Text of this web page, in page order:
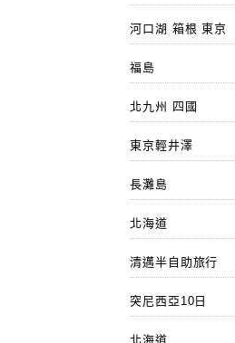
河口湖 箱根 東京
福島
北九州 四國
東京輕井澤
長灘島
北海道
清邁半自助旅行
突尼西亞10日
北海道